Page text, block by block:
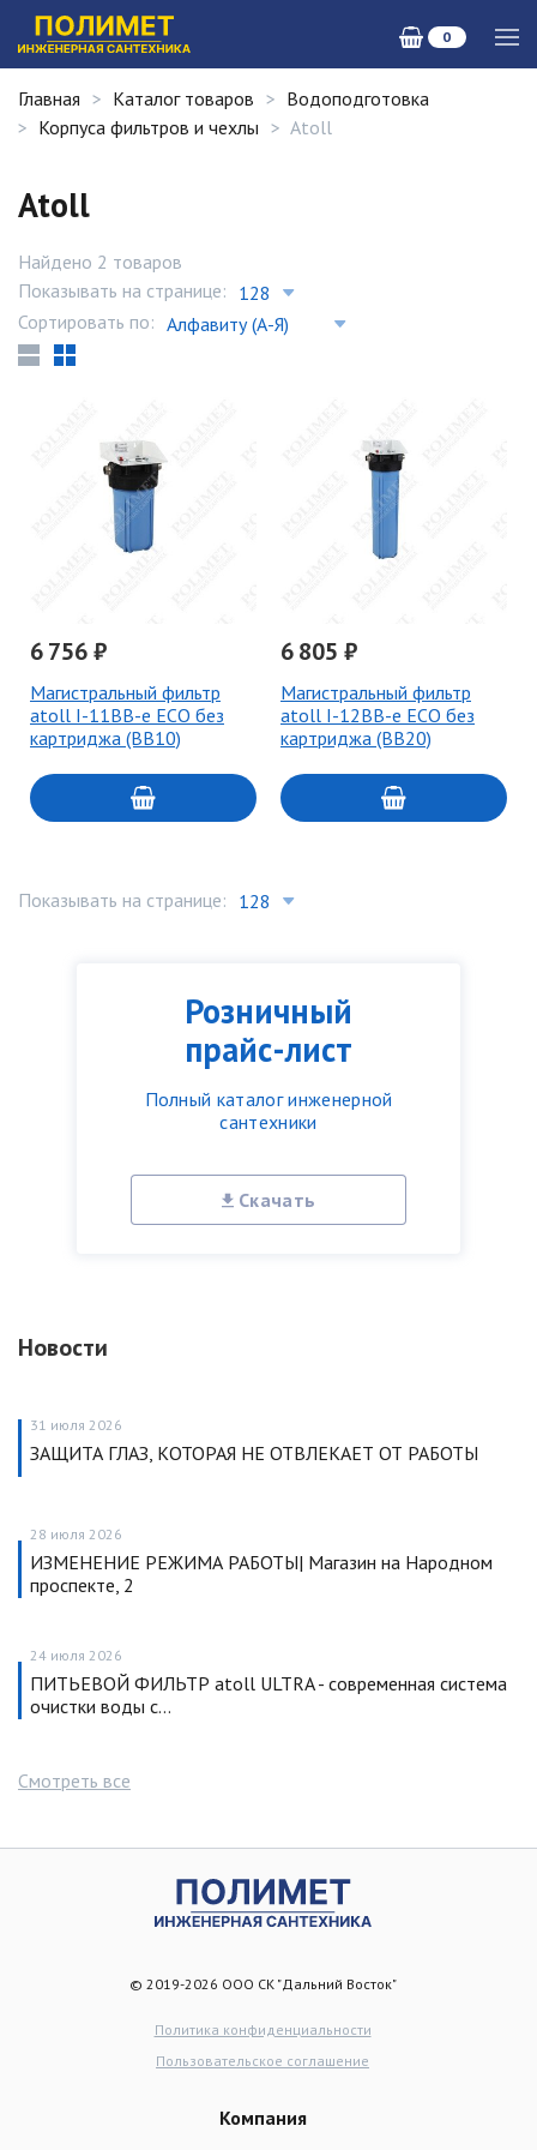
0
Розничный
прайс-лист
Полный каталог инженерной
сантехники
Скачать
Новости
31 июля 2026
ЗАЩИТА ГЛАЗ, КОТОРАЯ НЕ ОТВЛЕКАЕТ ОТ РАБОТЫ
28 июля 2026
ИЗМЕНЕНИЕ РЕЖИМА РАБОТЫ| Магазин на Народном
проспекте, 2
24 июля 2026
ПИТЬЕВОЙ ФИЛЬТР atoll ULTRA - современная система
очистки воды с…
Смотреть все
Главная Каталог товаров
Водоподготовка
Корпуса фильтров и чехлы
Atoll
Atoll
Найдено 2 товаров
Показывать на странице:
Сортировать по:
6 756 ₽
Магистральный фильтр
atoll I-11BB-e ECO без
картриджа (BB10)
6 805 ₽
Магистральный фильтр
atoll I-12BB-e ECO без
картриджа (BB20)
Показывать на странице:
© 2019-2026 ООО СК "Дальний Восток"
Политика конфиденциальности
Пользовательское соглашение
Компания